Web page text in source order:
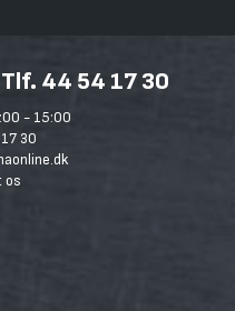
44 54 17 30
- 15:00
30
os